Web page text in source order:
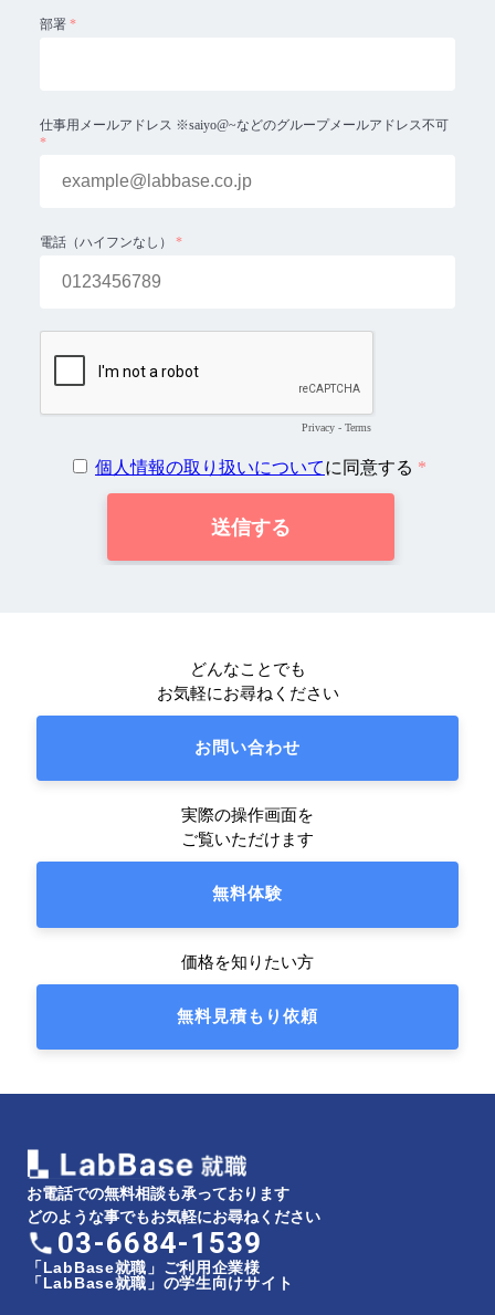
どんなことでも
お気軽にお尋ねください
お問い合わせ
実際の操作画面を
ご覧いただけます
無料体験
価格を知りたい方
無料見積もり依頼
お電話での無料相談も承っております
どのような事でもお気軽にお尋ねください
03-6684-1539
「LabBase就職」ご利用企業様
「LabBase就職」の学生向けサイト